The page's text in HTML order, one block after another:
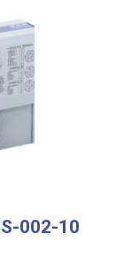
002-10